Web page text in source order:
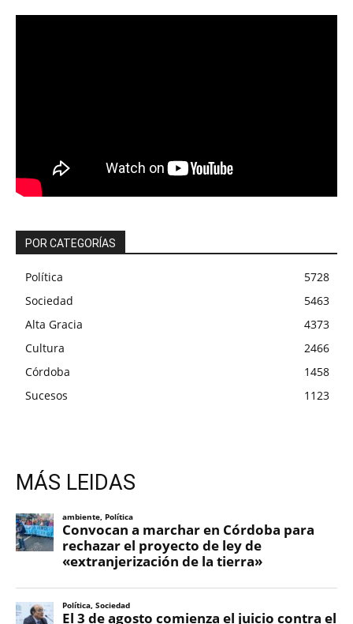
POR CATEGORÍAS
Política
5728
Sociedad
5463
Alta Gracia
4373
Cultura
2466
Córdoba
1458
Sucesos
1123
MÁS LEIDAS